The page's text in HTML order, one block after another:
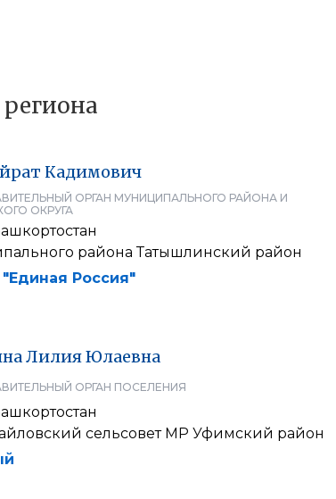
Кадимович
ОРГАН МУНИЦИПАЛЬНОГО РАЙОНА И
ОКРУГА
района Татышлинский район
Россия"
ЛилияЮлаевна
ОРГАН ПОСЕЛЕНИЯ
сельсовет МР Уфимский район